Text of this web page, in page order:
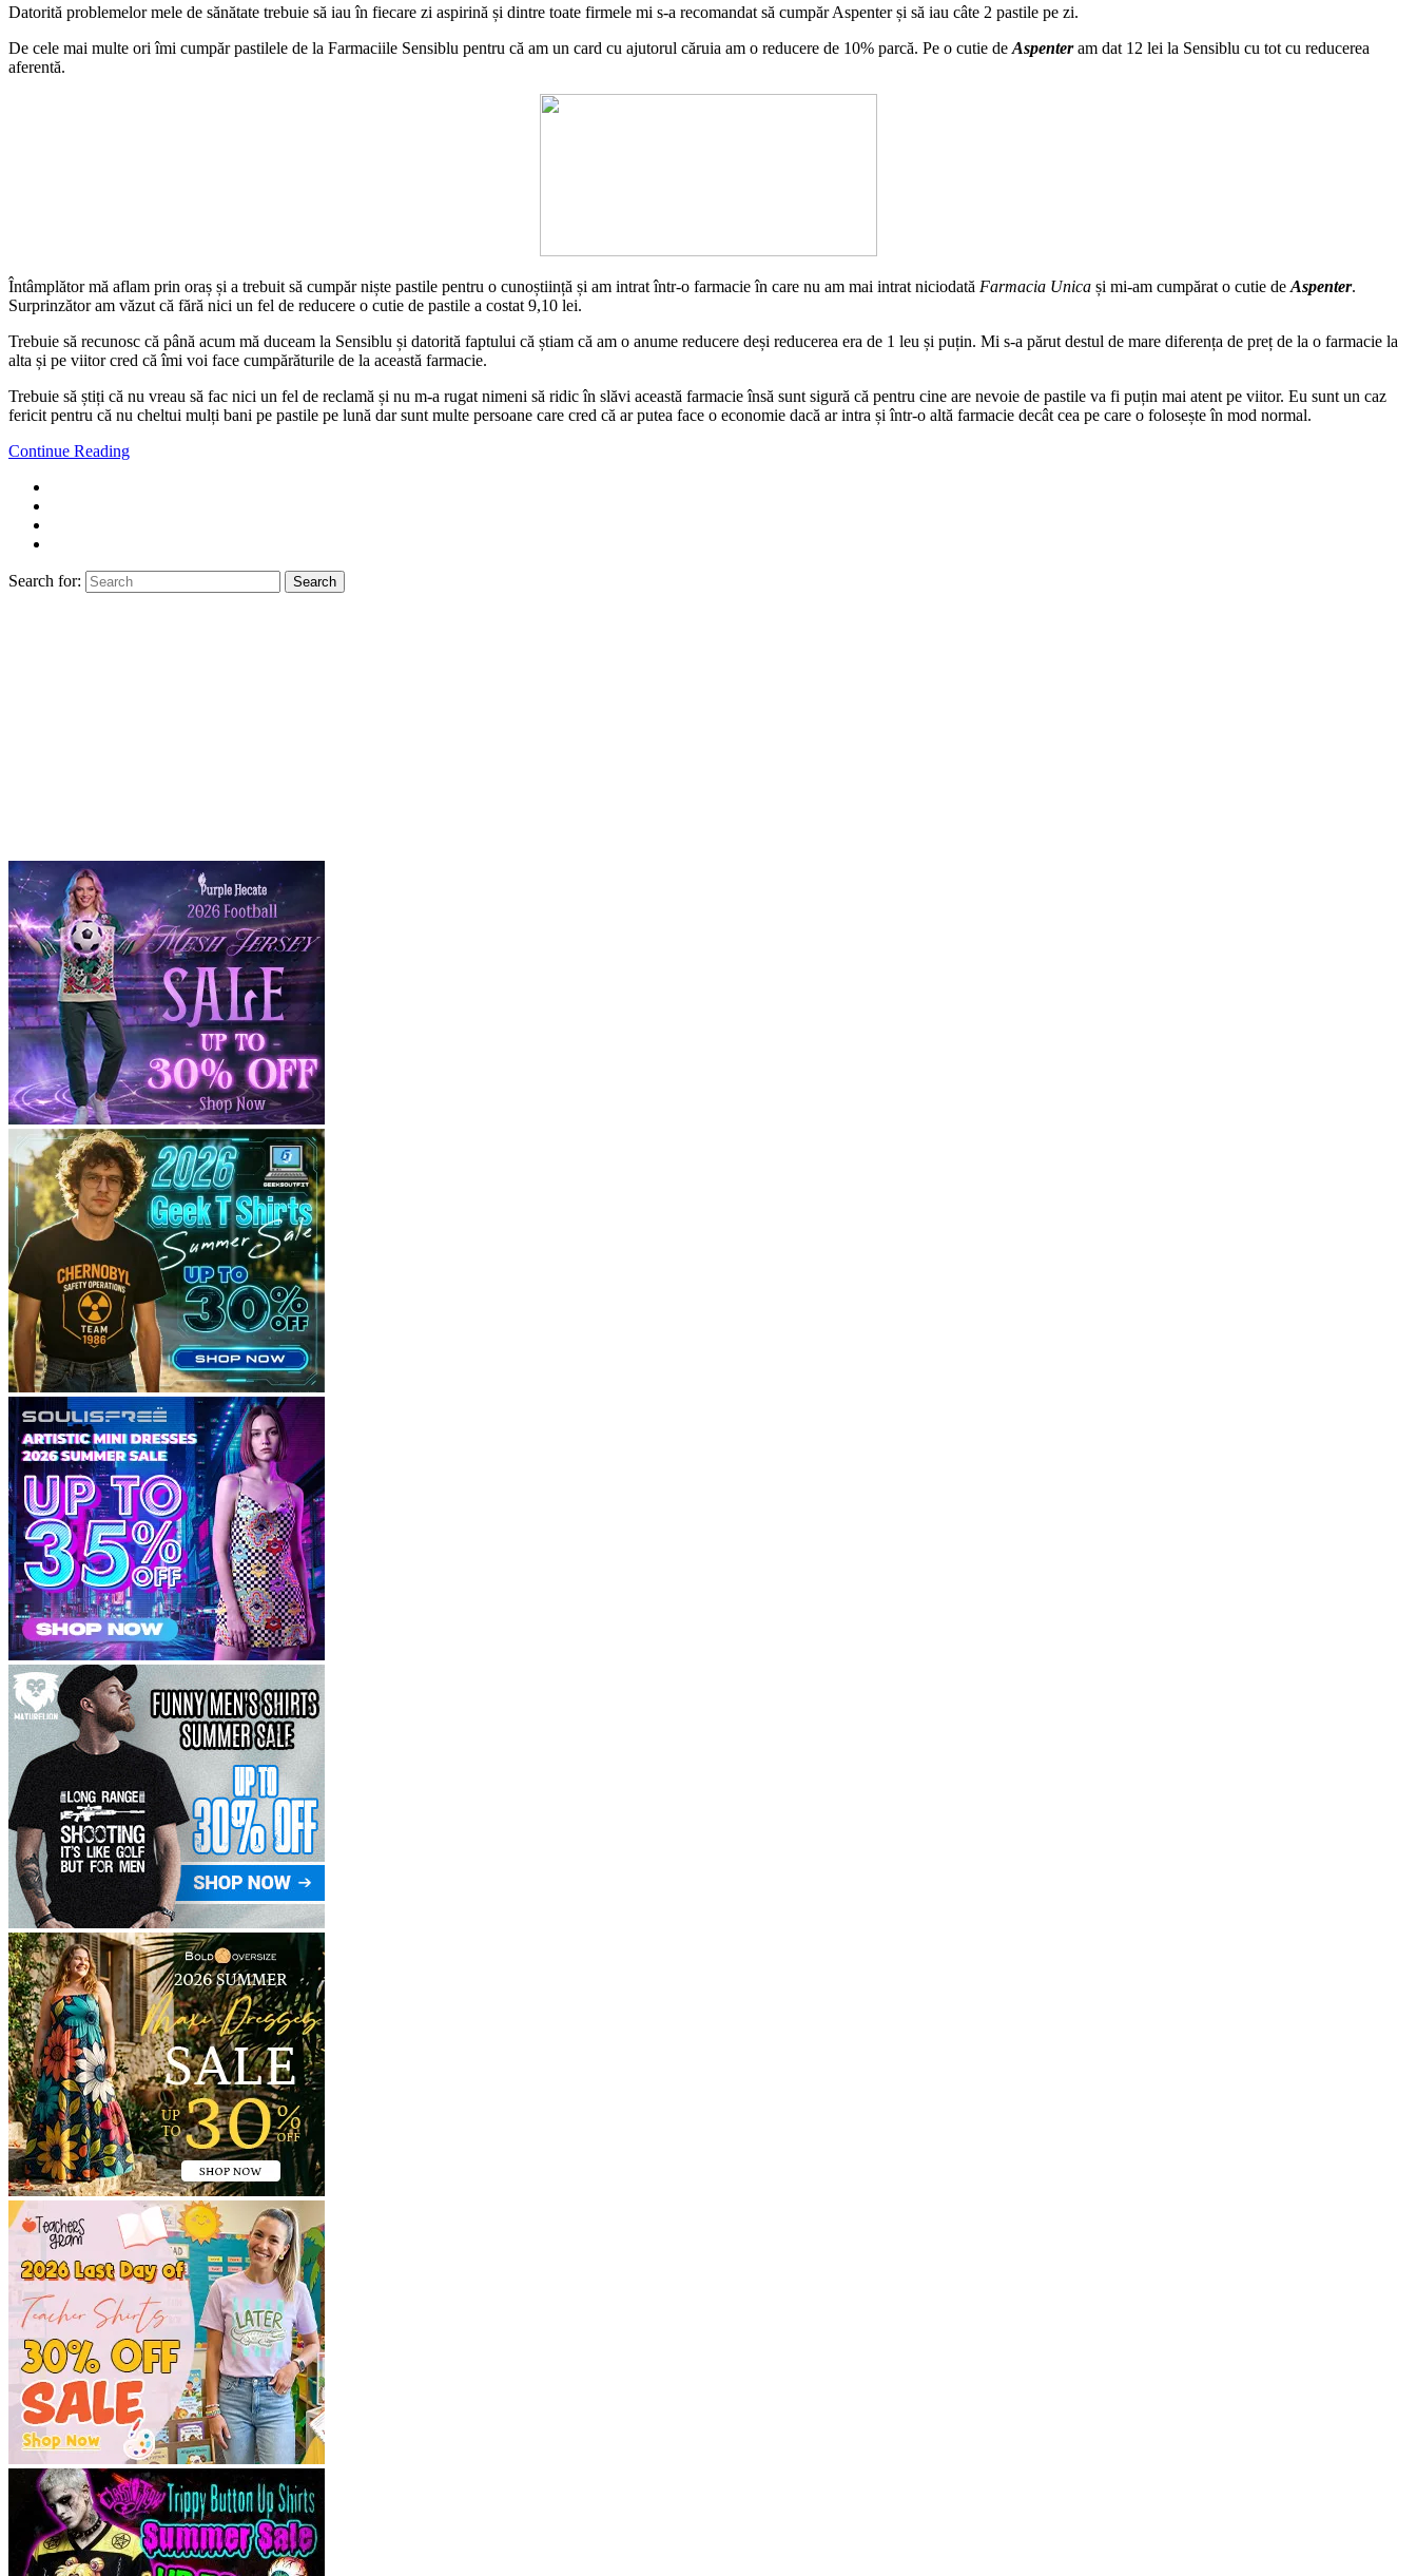
Datorită problemelor mele de sănătate trebuie să iau în fiecare zi aspirină și dintre toate firmele mi s-a recomandat să cumpăr Aspenter și să iau câte 2 pastile pe zi.
De cele mai multe ori îmi cumpăr pastilele de la Farmaciile Sensiblu pentru că am un card cu ajutorul căruia am o reducere de 10% parcă. Pe o cutie de Aspenteram dat 12 lei la Sensiblu cu tot cu reducerea
aferentă.
Întâmplător mă aflam prin oraș și a trebuit să cumpăr niște pastile pentru o cunoștiință și am intrat într-o farmacie în care nu am mai intrat niciodată Farmacia Unica și mi-am cumpărat o cutie de Aspenter.
Surprinzător am văzut că fără nici un fel de reducere o cutie de pastile a costat 9,10 lei.
Trebuie să recunosc că până acum mă duceam la Sensiblu și datorită faptului că știam că am o anume reducere deși reducerea era de 1 leu și puțin. Mi s-a părut destul de mare diferența de preț de la o farmacie la
alta și pe viitor cred că îmi voi face cumpărăturile de la această farmacie.
Trebuie să știți că nu vreau să fac nici un fel de reclamă și nu m-a rugat nimeni să ridic în slăvi această farmacie însă sunt sigură că pentru cine are nevoie de pastile va fi puțin mai atent pe viitor. Eu sunt un caz
fericit pentru că nu cheltui mulți bani pe pastile pe lună dar sunt multe persoane care cred că ar putea face o economie dacă ar intra și într-o altă farmacie decât cea pe care o folosește în mod normal.
Continue Reading
Search for: Search